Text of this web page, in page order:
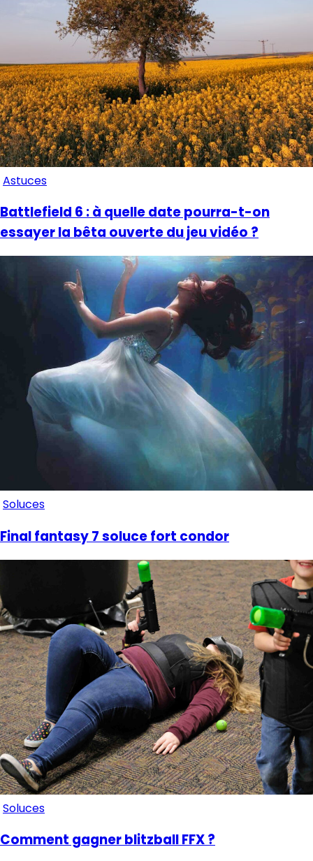
Astuces
Battlefield 6 : à quelle date pourra-t-on
essayer la bêta ouverte du jeu vidéo ?
Soluces
Final fantasy 7 soluce fort condor
Soluces
Comment gagner blitzball FFX ?